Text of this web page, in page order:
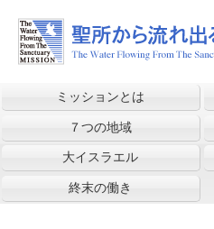
ミッションとは
７つの地域
大イスラエル
終末の働き